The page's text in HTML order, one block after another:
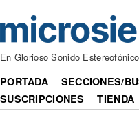
En Glorioso Sonido Estereofónico
PORTADA SECCIONES/
SUSCRIPCIONES
TIENDA